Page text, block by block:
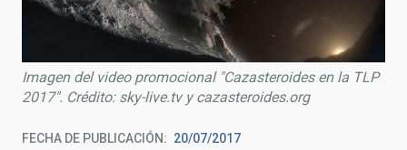
Imagen del video promocional "Cazasteroides en la TLP
2017". Crédito: sky-live.tv y cazasteroides.org
FECHA DE PUBLICACIÓN 20/07/2017